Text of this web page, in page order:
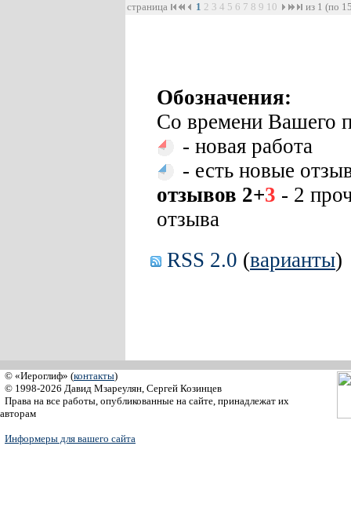
страница 1 2 3 4 5 6 7 8 9 10 из 1 (по
Обозначения:
Со времени Вашего
- новая работа
- есть новые
отзывов 2+3 - 2
отзыва
RSS 2.0 (варианты)
© «Иероглиф» (контакты)
© 1998-2026 Давид Мзареулян, Сергей Козинцев
Права на все работы, опубликованные на сайте, принадлежат их
авторам
Информеры для вашего сайта